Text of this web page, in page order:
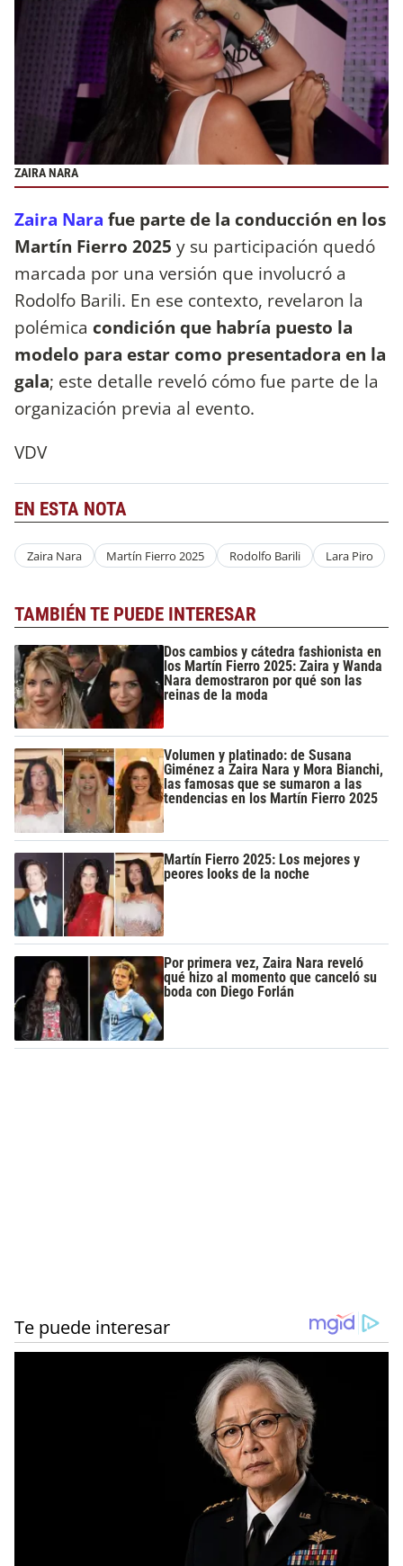
ZAIRA NARA
Zaira Nara fue parte de la conducción en los
Martín Fierro 2025 y su participación quedó
marcada por una versión que involucró a
Rodolfo Barili. En ese contexto, revelaron la
polémica condición que habría puesto la
modelo para estar como presentadora en la
gala; este detalle reveló cómo fue parte de la
organización previa al evento.
VDV
EN ESTA NOTA
Zaira Nara Martín Fierro 2025 Rodolfo Barili Lara Piro
TAMBIÉN TE PUEDE INTERESAR
Dos cambios y cátedra fashionista en
los Martín Fierro 2025: Zaira y Wanda
Nara demostraron por qué son las
reinas de la moda
Volumen y platinado: de Susana
Giménez a Zaira Nara y Mora Bianchi,
las famosas que se sumaron a las
tendencias en los Martín Fierro 2025
Martín Fierro 2025: Los mejores y
peores looks de la noche
Por primera vez, Zaira Nara reveló
qué hizo al momento que canceló su
boda con Diego Forlán